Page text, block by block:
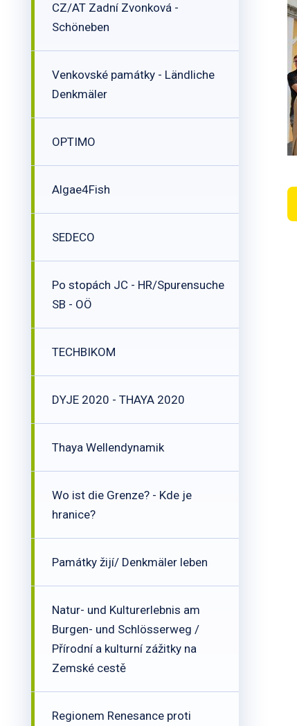
CZ/AT Zadní Zvonková -
Schöneben
Venkovské památky - Ländliche
Denkmäler
OPTIMO
Algae4Fish
SEDECO
Po stopách JC - HR/Spurensuche
SB - OÖ
TECHBIKOM
DYJE 2020 - THAYA 2020
Thaya Wellendynamik
Wo ist die Grenze? - Kde je
hranice?
Památky žijí/ Denkmäler leben
Natur- und Kulturerlebnis am
Burgen- und Schlösserweg /
Přírodní a kulturní zážitky na
Zemské cestě
Regionem Renesance proti